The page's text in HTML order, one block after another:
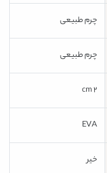
چرم طبیعی
چرم طبیعی
EVA
خیر